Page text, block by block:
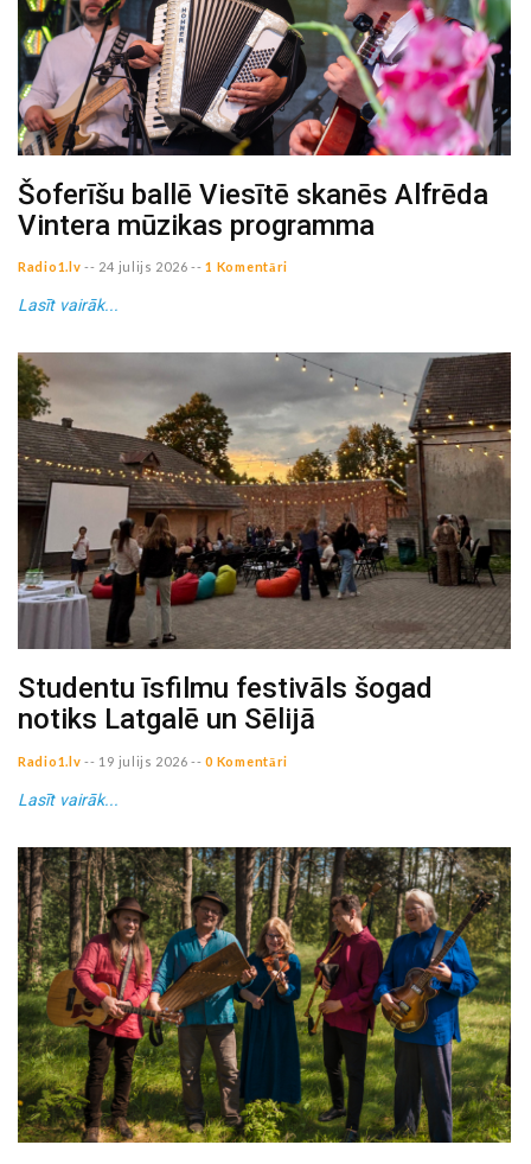
Šoferīšu ballē Viesītē skanēs Alfrēda
Vintera mūzikas programma
Radio1.lv -- 24 julijs 2026 -- 1 Komentāri
Lasīt vairāk...
Studentu īsfilmu festivāls šogad
notiks Latgalē un Sēlijā
Radio1.lv -- 19 julijs 2026 -- 0 Komentāri
Lasīt vairāk...